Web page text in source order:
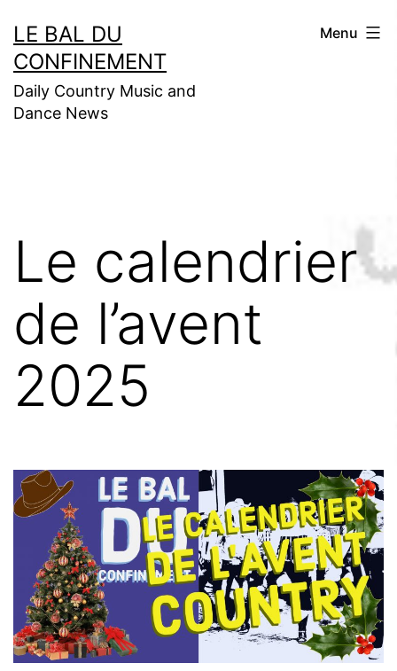
au
contenu
LE BAL DU
CONFINEMENT
Daily Country Music and
Dance News
Menu
Le calendrier
de l’avent
2025